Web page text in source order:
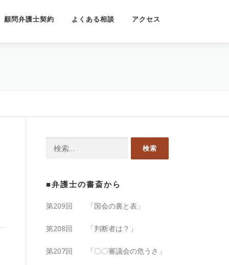
顧問弁護士契約 よくある相談 アクセス
■弁護士の書斎から
第209回 「国会の裏と表」
第208回 「判断者は？」
第207回 「〇〇審議会の危うさ」